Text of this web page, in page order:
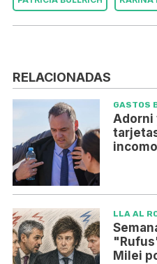
RELACIONADAS
GASTOS
Adorni
LLA AL
Milei